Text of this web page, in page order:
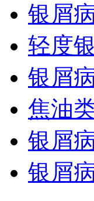
银屑
轻度
银屑
焦油
银屑
银屑